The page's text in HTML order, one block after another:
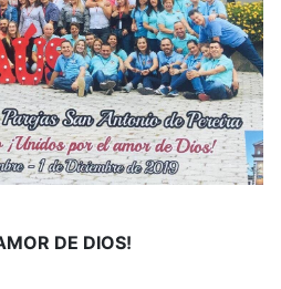
DE DIOS!